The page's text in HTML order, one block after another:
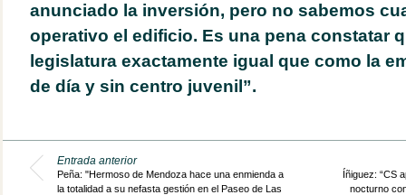
anunciado la inversión, pero no sabemos
operativo el edificio. Es una pena constatar
legislatura exactamente igual que como la
de día y sin centro juvenil”.
Entrada anterior
Peña: "Hermoso de Mendoza hace una enmienda a
la totalidad a su nefasta gestión en el Paseo de Las
Íñiguez: “CS
nocturno